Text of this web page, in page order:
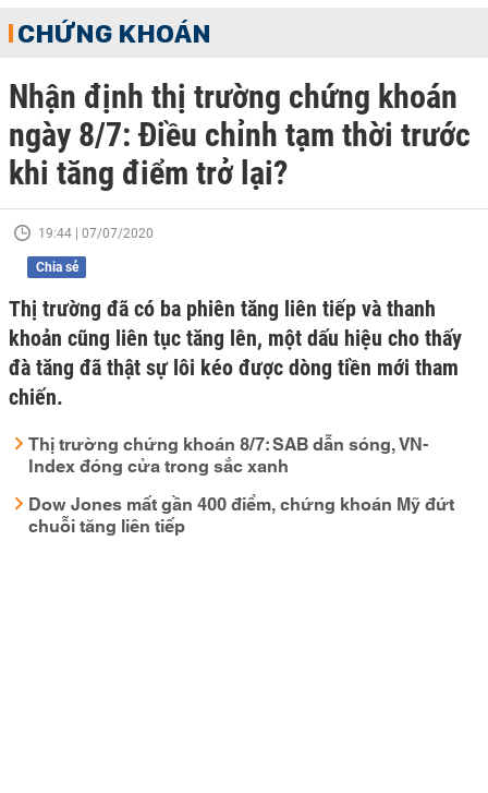
CHỨNG KHOÁN
Nhận định thị trường chứng khoán
ngày 8/7: Điều chỉnh tạm thời trước
khi tăng điểm trở lại?
19:44 | 07/07/2020
Chia sẻ
Thị trường đã có ba phiên tăng liên tiếp và thanh
khoản cũng liên tục tăng lên, một dấu hiệu cho thấy
đà tăng đã thật sự lôi kéo được dòng tiền mới tham
chiến.
Thị trường chứng khoán 8/7: SAB dẫn sóng, VN-
Index đóng cửa trong sắc xanh
Dow Jones mất gần 400 điểm, chứng khoán Mỹ đứt
chuỗi tăng liên tiếp